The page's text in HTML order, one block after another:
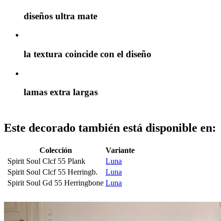
diseños ultra mate
la textura coincide con el diseño
lamas extra largas
Este decorado también está disponible en:
Colección
Variante
Spirit Soul Clcf 55 Plank
Luna
Spirit Soul Clcf 55 Herringb.
Luna
Spirit Soul Gd 55 Herringbone Luna